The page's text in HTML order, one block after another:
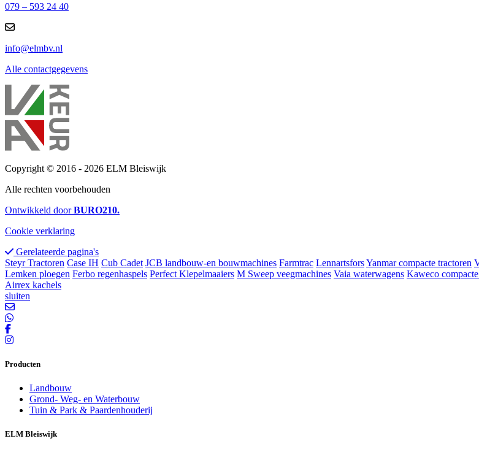
079 – 593 24 40
info@elmbv.nl
Alle contactgegevens
Copyright © 2016 - 2026 ELM Bleiswijk
Alle rechten voorbehouden
Ontwikkeld doorBURO210.
Cookie verklaring
Gerelateerde pagina's
Steyr Tractoren Case IH Cub Cadet JCB landbouw-en bouwmachines Farmtrac LennartsforsYanmar compacte tractoren
Lemken ploegen Ferbo regenhaspels Perfect Klepelmaaiers M Sweep veegmachines Vaia waterwagens Kaweco
Airrex kachels
sluiten
Producten
Landbouw
Grond- Weg- en Waterbouw
Tuin & Park & Paardenhouderij
ELM Bleiswijk